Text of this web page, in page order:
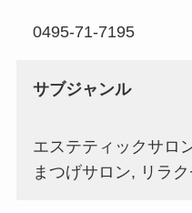
0495-71-7195
サブジャンル
エステティックサロ
まつげサロン, リラ